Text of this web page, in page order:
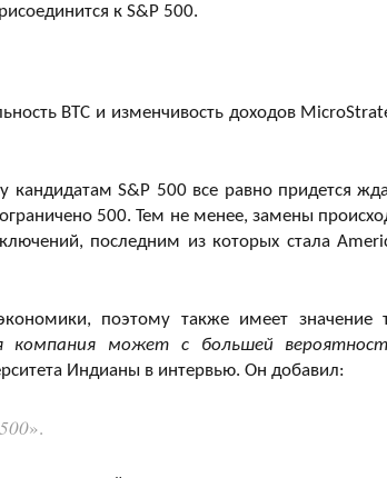
к S&P 500.
BTC и изменчивость доходов
S&P 500 все равно придется
500. Тем не менее, замены
последним из которых стала
поэтому также имеет значение
компания может с большей
Индианы в интервью. Он добавил:
».